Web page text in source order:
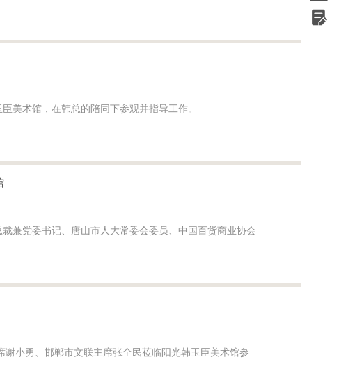
术馆，在韩总的陪同下参观并指导工作。
党委书记、唐山市人大常委会委员、中国百货商业协会
小勇、邯郸市文联主席张全民莅临阳光韩玉臣美术馆参